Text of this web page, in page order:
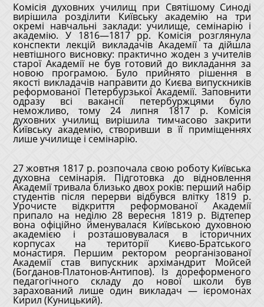
Комісія духовних училищ при Святішому Синоді
вирішила розділити Київську академію на три
окремі навчальні заклади: училище, семінарію і
академію. У 1816—1817 рр. Комісія розглянула
конспекти лекцій викладачів Академії та дійшла
невтішного висновку: практично жоден з учителів
старої Академії не був готовий до викладання за
новою програмою. Було прийнято рішення в
якості викладачів направити до Києва випускників
реформованої Петербурзької Академії. Заповнити
одразу всі вакансії петербуржцями було
неможливо, тому 24 липня 1817 р. Комісія
духовних училищ вирішила тимчасово закрити
Київську академію, створивши в її приміщеннях
лише училище і семінарію.
27 жовтня 1817 р. розпочала свою роботу Київська
духовна семінарія. Підготовка до відновлення
Академії тривала близько двох років: перший набір
студентів після перерви відбувся влітку 1819 р.
Урочисте відкриття реформованої Академії
припало на неділю 28 вересня 1819 р. Відтепер
вона офіційно йменувалася Київською духовною
академією і розташовувалася в історичних
корпусах на території Києво-Братського
монастиря. Першим ректором реорганізованої
Академії став випускник архімандрит Мойсей
(Богданов-Платонов-Антипов). Із дореформеного
педагогічного складу до нової школи був
зарахований лише один викладач ― ієромонах
Кирил (Куницький).